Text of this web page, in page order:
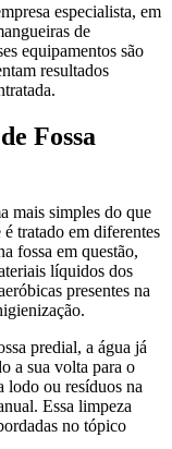
especialista, em
de
equipamentos são
resultados
Fossa
mais simples do que
tratado em diferentes
fossa em questão,
líquidos dos
presentes na
predial, a água já
a sua volta para o
lodo ou resíduos na
Essa limpeza
no tópico